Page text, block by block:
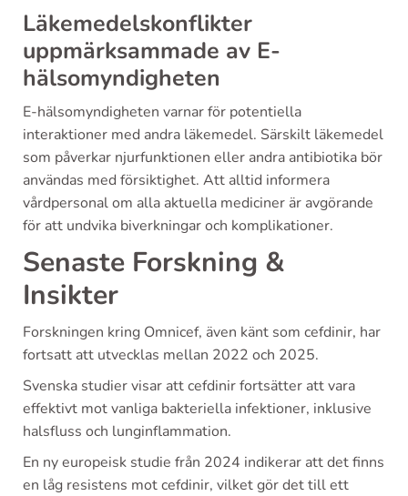
Läkemedelskonflikter
uppmärksammade av E-
hälsomyndigheten
E-hälsomyndigheten varnar för potentiella
interaktioner med andra läkemedel. Särskilt läkemedel
som påverkar njurfunktionen eller andra antibiotika bör
användas med försiktighet. Att alltid informera
vårdpersonal om alla aktuella mediciner är avgörande
för att undvika biverkningar och komplikationer.
Senaste Forskning &
Insikter
Forskningen kring Omnicef, även känt som cefdinir, har
fortsatt att utvecklas mellan 2022 och 2025.
Svenska studier visar att cefdinir fortsätter att vara
effektivt mot vanliga bakteriella infektioner, inklusive
halsfluss och lunginflammation.
En ny europeisk studie från 2024 indikerar att det finns
en låg resistens mot cefdinir, vilket gör det till ett